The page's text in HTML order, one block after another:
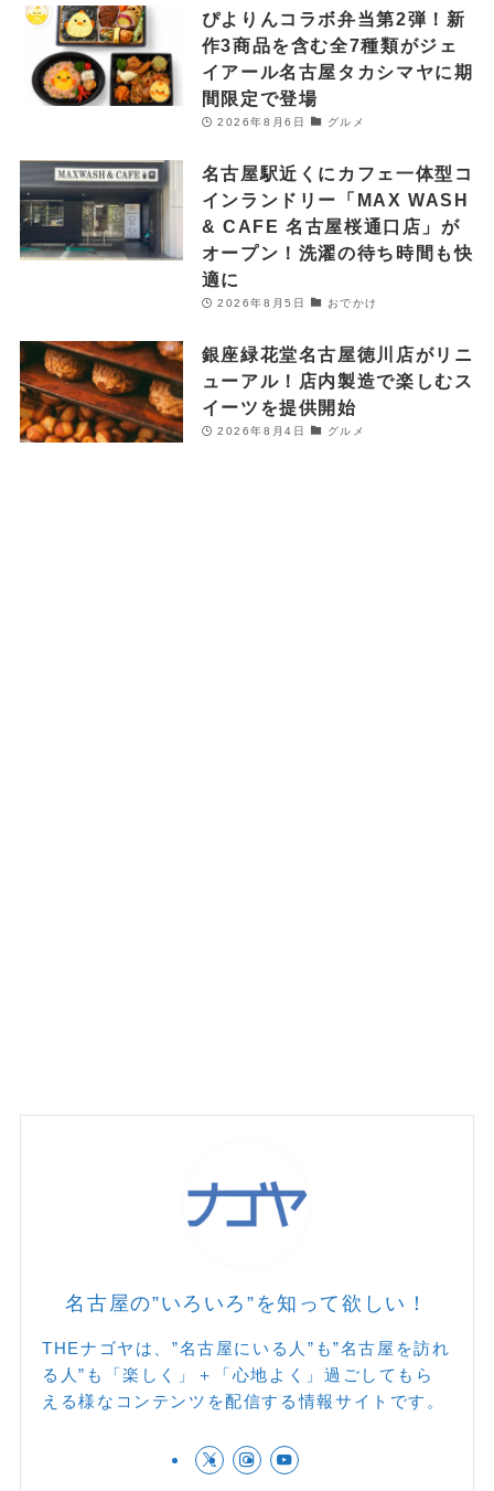
ぴよりんコラボ弁当第2弾！新
作3商品を含む全7種類がジェ
イアール名古屋タカシマヤに期
間限定で登場
2026年8月6日 グルメ
名古屋駅近くにカフェ一体型コ
インランドリー「MAX WASH
& CAFE 名古屋桜通口店」が
オープン！洗濯の待ち時間も快
適に
2026年8月5日 おでかけ
銀座緑花堂名古屋徳川店がリニ
ューアル！店内製造で楽しむス
イーツを提供開始
2026年8月4日 グルメ
名古屋の”いろいろ”を知って欲しい！
THEナゴヤは、”名古屋にいる人”も”名古屋を訪れ
る人”も「楽しく」＋「心地よく」過ごしてもら
える様なコンテンツを配信する情報サイトです。